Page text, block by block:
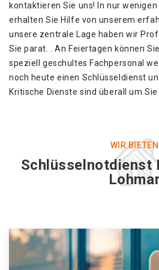
kontaktieren Sie uns! In nur
erhalten Sie Hilfe von unserem
unsere zentrale Lage haben wir
Sie parat. . An Feiertagen können
speziell geschultes Fachpersonal
noch heute einen Schlüsseldienst
Kritische Dienste sind überall um Sie
WIR BIETEN
Schlüsselnotdienst
Lohmar